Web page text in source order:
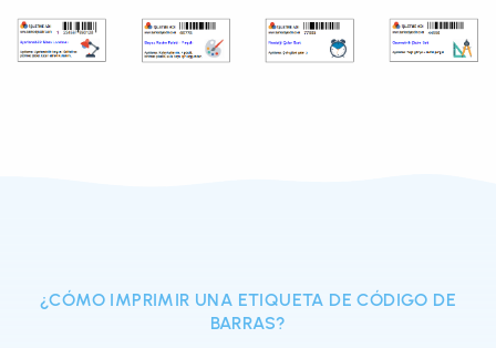
¿CÓMO IMPRIMIR UNA ETIQUETA DE CÓDIGO DE
BARRAS?